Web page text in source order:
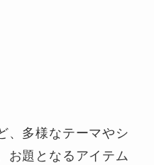
、多様なテーマやシ
お題となるアイテム